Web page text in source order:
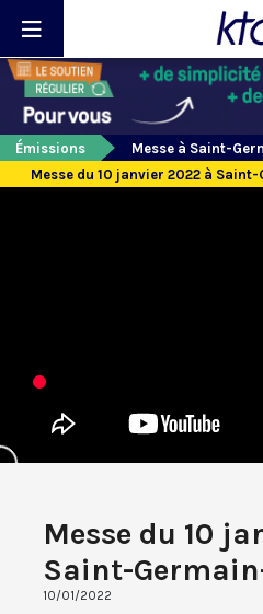
Émissions
Messe à Saint-
Messe du 10 janvier 2022 à
Messe du 10
Saint-
10/01/2022